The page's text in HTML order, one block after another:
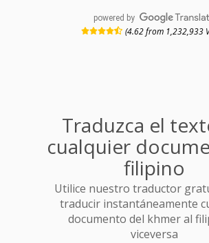
powered by
(4.62 from 1,232,933
Traduzca el
cualquier
filipino
Utilice nuestro traductor
traducir instantáneamente
documento del khmer al
viceversa